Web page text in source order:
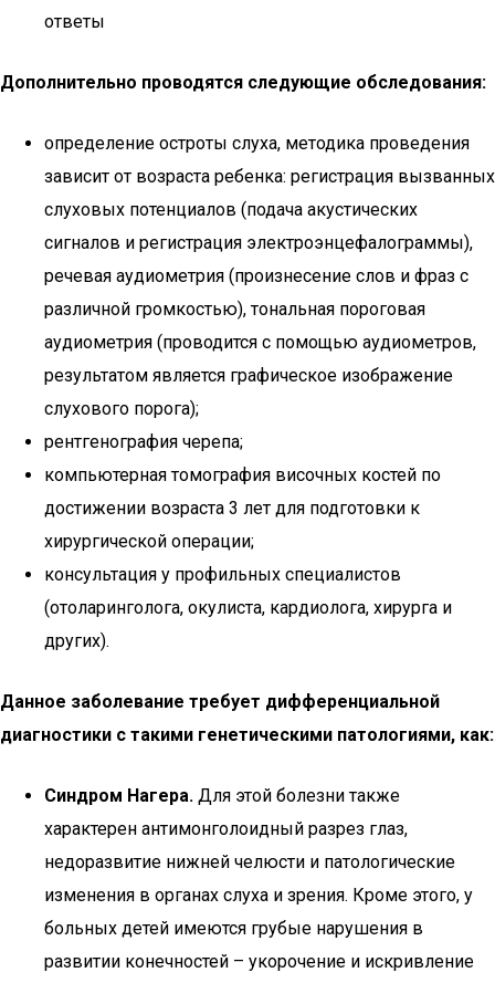
ответы
Дополнительно проводятся следующие обследования:
определение остроты слуха, методика проведения
зависит от возраста ребенка: регистрация вызванных
слуховых потенциалов (подача акустических
сигналов и регистрация электроэнцефалограммы),
речевая аудиометрия (произнесение слов и фраз с
различной громкостью), тональная пороговая
аудиометрия (проводится с помощью аудиометров,
результатом является графическое изображение
слухового порога);
рентгенография черепа;
компьютерная томография височных костей по
достижении возраста 3 лет для подготовки к
хирургической операции;
консультация у профильных специалистов
(отоларинголога, окулиста, кардиолога, хирурга и
других).
Данное заболевание требует дифференциальной
диагностики с такими генетическими патологиями, как:
Синдром Нагера. Для этой болезни также
характерен антимонголоидный разрез глаз,
недоразвитие нижней челюсти и патологические
изменения в органах слуха и зрения. Кроме этого, у
больных детей имеются грубые нарушения в
развитии конечностей – укорочение и искривление